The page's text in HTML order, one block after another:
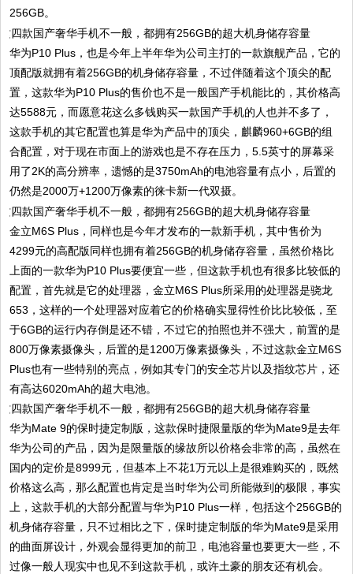
256GB。
华为P10 Plus，也是今年上半年华为公司主打的一款旗舰产品，它的
顶配版就拥有着256GB的机身储存容量，不过伴随着这个顶尖的配
置，这款华为P10 Plus的售价也不是一般国产手机能比的，其价格高
达5588元，而愿意花这么多钱购买一款国产手机的人也并不多了，
这款手机的其它配置也算是华为产品中的顶尖，麒麟960+6GB的组
合配置，对于现在市面上的游戏也是不存在压力，5.5英寸的屏幕采
用了2K的高分辨率，遗憾的是3750mAh的电池容量有点小，后置的
仍然是2000万+1200万像素的徕卡新一代双摄。
金立M6S Plus，同样也是今年才发布的一款新手机，其中售价为
4299元的高配版同样也拥有着256GB的机身储存容量，虽然价格比
上面的一款华为P10 Plus要便宜一些，但这款手机也有很多比较低的
配置，首先就是它的处理器，金立M6S Plus所采用的处理器是骁龙
653，这样的一个处理器对应着它的价格确实显得性价比比较低，至
于6GB的运行内存倒是还不错，不过它的拍照也并不强大，前置的是
800万像素摄像头，后置的是1200万像素摄像头，不过这款金立M6S
Plus也有一些特别的亮点，例如其专门的安全芯片以及指纹芯片，还
有高达6020mAh的超大电池。
华为Mate 9的保时捷定制版，这款保时捷限量版的华为Mate9是去年
华为公司的产品，因为是限量版的缘故所以价格会非常的高，虽然在
国内的定价是8999元，但基本上不花1万元以上是很难购买的，既然
价格这么高，那么配置也肯定是当时华为公司所能做到的极限，事实
上，这款手机的大部分配置与华为P10 Plus一样，包括这个256GB的
机身储存容量，只不过相比之下，保时捷定制版的华为Mate9是采用
的曲面屏设计，外观会显得更加的前卫，电池容量也要更大一些，不
过像一般人现实中也见不到这款手机，或许土豪的朋友还有机会。